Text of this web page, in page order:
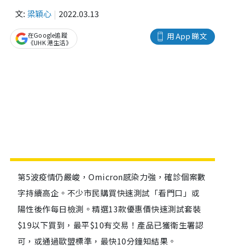
文: 梁穎心 2022.03.13
用 App 睇文
在Google追蹤
《UHK 港生活》
第5波疫情仍嚴峻，Omicron感染力強，確診個案數
字持續高企。不少市民購買快速測試「看門口」或
陽性後作每日檢測。精選13款優惠價快速測試套裝
$19以下買到，最平$10有交易！產品已獲衛生署認
可，或通過歐盟標準，最快10分鐘知結果。